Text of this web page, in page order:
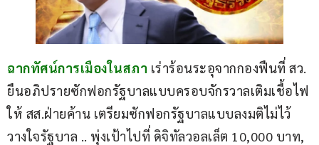
ฉากทัศน์การเมืองในสภา เร่าร้อนระอุจากกองฟืนที่ สว.
ยืนอภิปรายซักฟอกรัฐบาลแบบครอบจักรวาลเติมเชื้อไฟ
ให้ สส.ฝ่ายค้าน เตรียมซักฟอกรัฐบาลแบบลงมติไม่ไว้
วางใจรัฐบาล .. พุ่งเป้าไปที่ ดิจิทัลวอลเล็ต 10,000 บาท,